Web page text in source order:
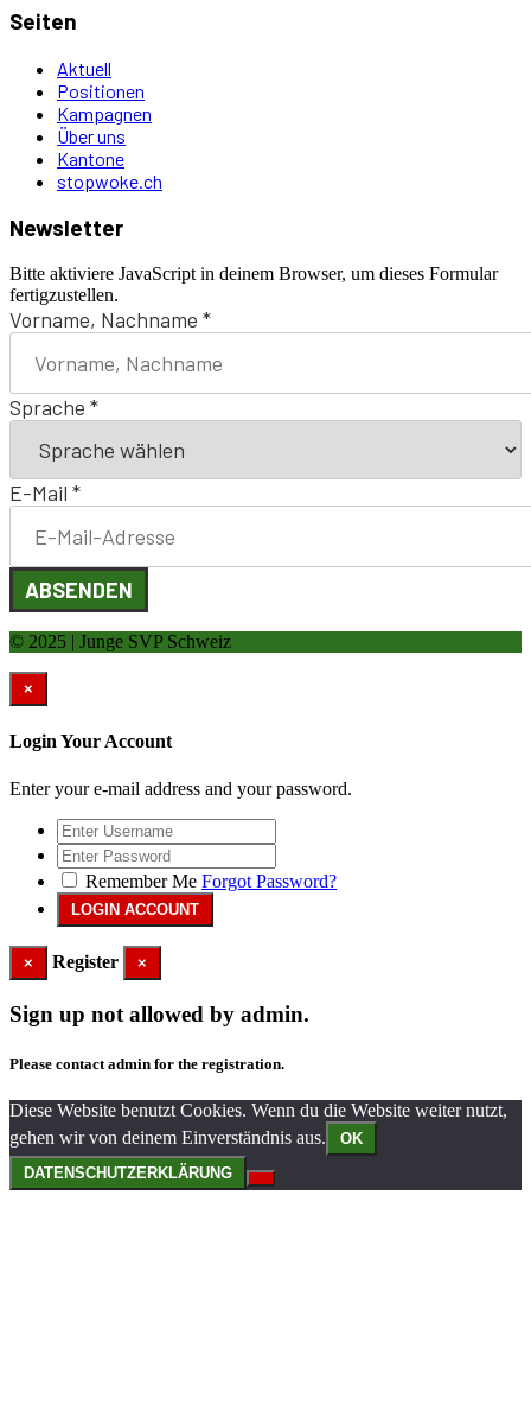
Seiten
Aktuell
Positionen
Kampagnen
Über uns
Kantone
stopwoke.ch
Newsletter
Bitte aktiviere JavaScript in deinem Browser, um dieses Formular
fertigzustellen.
Vorname, Nachname *
Sprache *
E-Mail *
ABSENDEN
© 2025 | Junge SVP Schweiz
×
Login Your Account
Enter your e-mail address and your password.
Remember Me Forgot Password?
× Register ×
Sign up not allowed by admin.
Please contact admin for the registration.
Diese Website benutzt Cookies. Wenn du die Website weiter nutzt,
gehen wir von deinem Einverständnis aus.
OK
DATENSCHUTZERKLÄRUNG